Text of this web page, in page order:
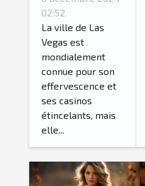
naturelles
autour de
Las Vegas
en excursion
guidée
02:52
La ville de Las
Vegas est
mondialement
connue pour son
effervescence et
ses casinos
étincelants, mais
elle...